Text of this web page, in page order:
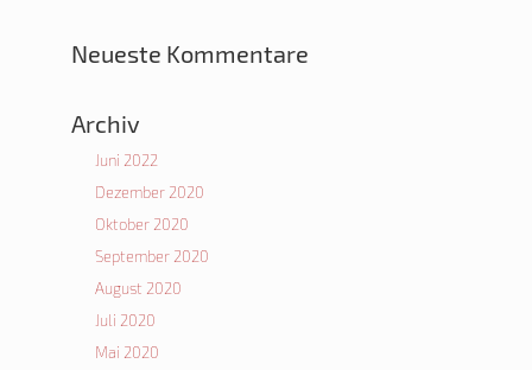
Neueste Kommentare
Archiv
Juni 2022
Dezember 2020
Oktober 2020
September 2020
August 2020
Juli 2020
Mai 2020